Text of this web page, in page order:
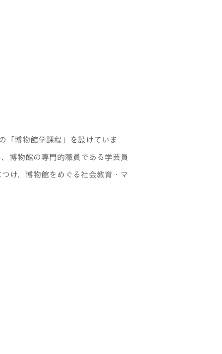
「博物館学課程」を設けていま
博物館の専門的職員である学芸員
け、博物館をめぐる社会教育・マ